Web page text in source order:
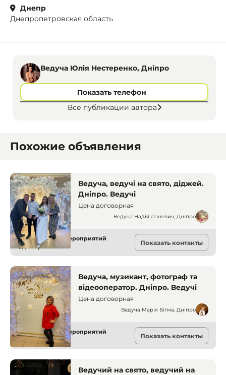
Днепр
Днепропетровская область
Ведуча Юлія Нестеренко, Дніпро
Показать телефон
Все публикации автора
Похожие объявления
Ведуча, ведучі на свято, діджей.
Дніпро. Ведучі
Цена договорная
Ведуча Надія Ланевич, Дніпро
Ведущие для мероприятий
Днепр
Показать контакты
Ведуча, музикант, фотограф та
відеооператор. Дніпро. Ведучі
Цена договорная
Ведуча Марія Бігма, Дніпро
Ведущие для мероприятий
Днепр
Показать контакты
Ведучий на свято, ведучий на